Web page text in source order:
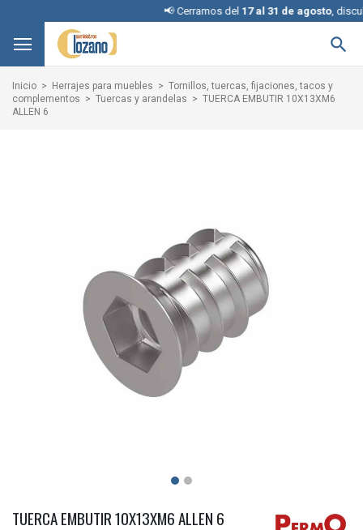
📢 Cerramos del17 al 31 de agosto,

Inicio Herrajes para muebles
Tornillos, tuercas, fijaciones, tacos y
complementos
Tuercas y arandelas
TUERCA EMBUTIR 10X13XM6
ALLEN 6
TUERCA EMBUTIR 10X13XM6 ALLEN 6